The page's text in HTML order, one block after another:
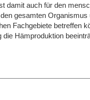
damit auch für den
gesamten Organismus
Fachgebiete betreffen
Hämproduktion